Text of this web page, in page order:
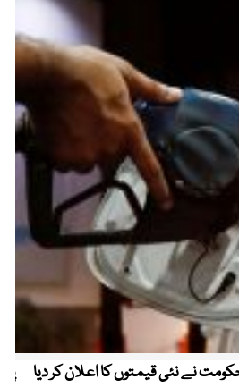
نے نئی قیمتوں کا اعلان کر دیا